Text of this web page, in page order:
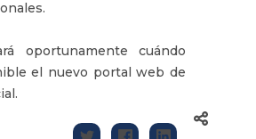
oportunamente cuándo
el nuevo portal web de